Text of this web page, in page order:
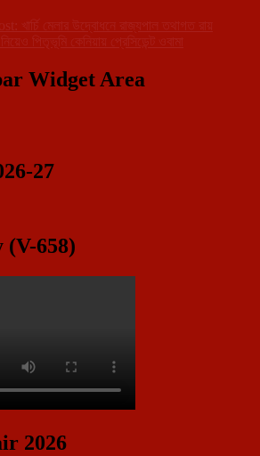
খার্চি মেলার উদ্বোধনে রাজ্যপাল তথাগত রায়
পিতৃভূমি কেনিয়ায় প্রেসিডেন্ট ওবামা
Widget Area
27
658)
2026